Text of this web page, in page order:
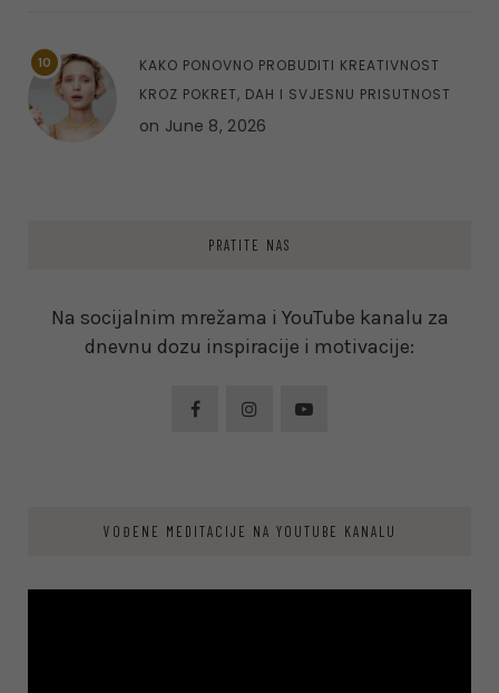
10
KAKO PONOVNO PROBUDITI KREATIVNOST
KROZ POKRET, DAH I SVJESNU PRISUTNOST
on June 8, 2026
PRATITE NAS
Na socijalnim mrežama i YouTube kanalu za
dnevnu dozu inspiracije i motivacije:
VOĐENE MEDITACIJE NA YOUTUBE KANALU